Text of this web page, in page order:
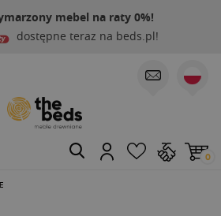
mebel na raty 0%!
dostępne teraz na beds.pl!
0